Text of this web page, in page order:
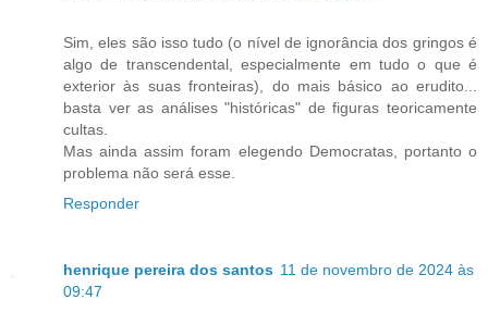
Sim, eles são isso tudo (o nível de ignorância dos gringos é
algo de transcendental, especialmente em tudo o que é
exterior às suas fronteiras), do mais básico ao erudito...
basta ver as análises "históricas" de figuras teoricamente
cultas.
Mas ainda assim foram elegendo Democratas, portanto o
problema não será esse.
Responder
henrique pereira dos santos 11 de novembro de 2024 às
09:47